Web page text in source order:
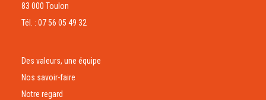
83 000 Toulon
Tél. : 07 56 05 49 32
Des valeurs, une équipe
Nos savoir-faire
Notre regard